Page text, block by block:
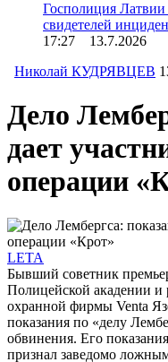
Госполиция Латвии
свидетелей
17:27 13.7.2026
Николай КУДРЯВЦЕВ
Дело
дает
операции
LETA
Бывший советник
Полицейской акадении и
охранной фирмы Venta
показания по «делу
обвинения. Его
признал заведомо